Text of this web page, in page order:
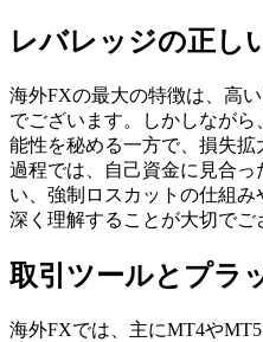
レバレッジの正し
海外FXの最大の特徴は、高
でございます。しかしなが
能性を秘める一方で、損失
過程では、自己資金に見合
い、強制ロスカットの仕組
深く理解することが大切でご
取引ツールとプラ
海外FXでは、主にMT4や